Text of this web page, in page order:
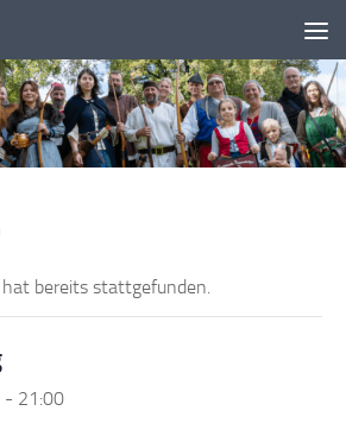
bereits stattgefunden.
- 21:00